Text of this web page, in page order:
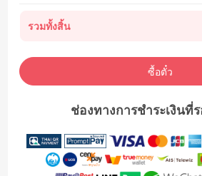
รวมทั้งสิ้น
ซื้อตั๋ว
ช่องทางการชำระเงินที่